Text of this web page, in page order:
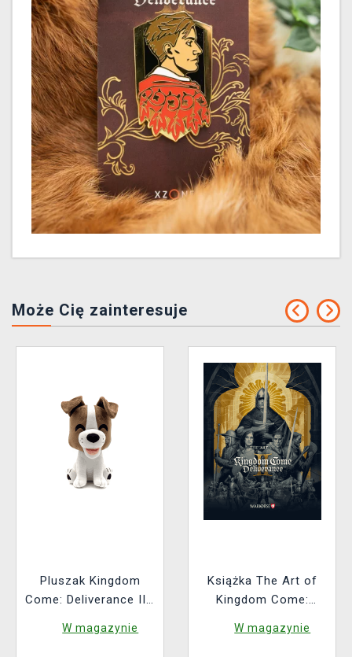
Może Cię zainteresuje
Pluszak Kingdom
Come: Deliverance II -
W magazynie
Książka The Art of
Kingdom Come:
W magazynie